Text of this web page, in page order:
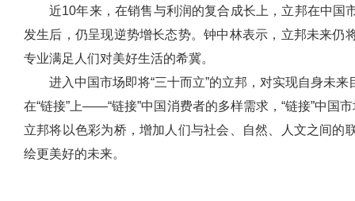
近10年来，在销售与利润的复合成长上，立邦在中国
发生后，仍呈现逆势增长态势。钟中林表示，立邦未来仍
专业满足人们对美好生活的希冀。
进入中国市场即将“三十而立”的立邦，对实现自身未
在“链接”上——“链接”中国消费者的多样需求，“链接”中国
立邦将以色彩为桥，增加人们与社会、自然、人文之间的
绘更美好的未来。